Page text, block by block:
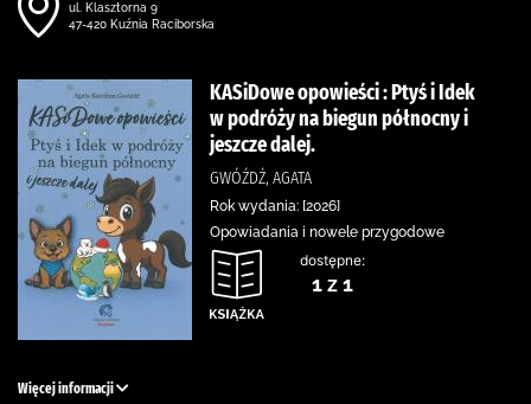
ul. Klasztorna 9
47-420 Kuźnia Raciborska
KASiDowe opowieści : Ptyś i Idek
w podróży na biegun północny i
jeszcze dalej.
GWÓŹDŹ, AGATA
Rok wydania: [2026]
Opowiadania i nowele przygodowe
dostępne:
1 z 1
Więcej informacji